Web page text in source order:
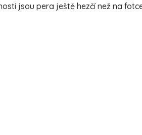
jsou pera ještě hezčí než na